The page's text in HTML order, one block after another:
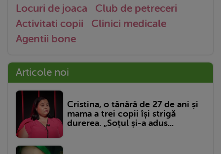
Locuri de joaca
Club de petreceri
Activitati copii
Clinici medicale
Agentii bone
Articole noi
Cristina, o tânără de 27 de ani și
mama a trei copii își strigă
durerea. „Soțul și-a adus...